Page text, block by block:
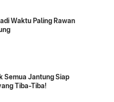
Waktu Paling Rawan
Semua Jantung Siap
Tiba-Tiba!